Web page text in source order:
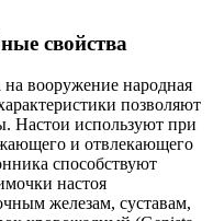
свойства
вооружение народная
позволяют
Настои используют при
и отвлекающего
способствуют
настоя
железам, суставам,